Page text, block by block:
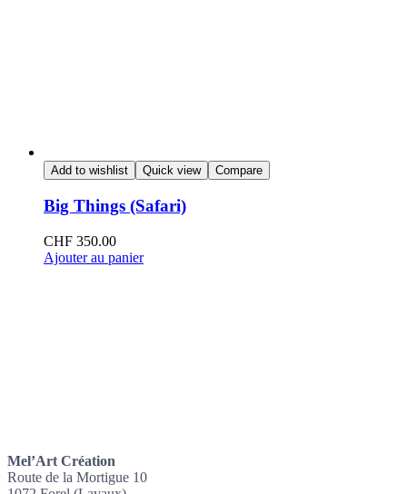
Add to wishlist Quick view Compare
Big Things (Safari)
CHF 350.00
Ajouter au panier
Mel’Art Création
Route de la Mortigue 10